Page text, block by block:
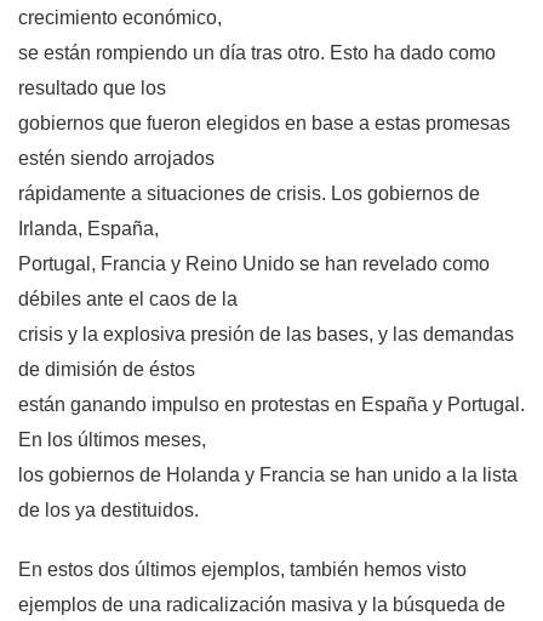
crecimiento económico,
se están rompiendo un día tras otro. Esto ha dado como
resultado que los
gobiernos que fueron elegidos en base a estas promesas
estén siendo arrojados
rápidamente a situaciones de crisis. Los gobiernos de
Irlanda, España,
Portugal, Francia y Reino Unido se han revelado como
débiles ante el caos de la
crisis y la explosiva presión de las bases, y las demandas
de dimisión de éstos
están ganando impulso en protestas en España y Portugal.
En los últimos meses,
los gobiernos de Holanda y Francia se han unido a la lista
de los ya destituidos.
En estos dos últimos ejemplos, también hemos visto
ejemplos de una radicalización masiva y la búsqueda de